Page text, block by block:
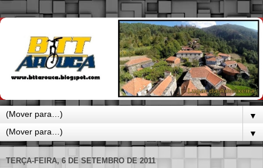
▼
▼
TERÇA-FEIRA, 6 DE SETEMBRO DE 2011